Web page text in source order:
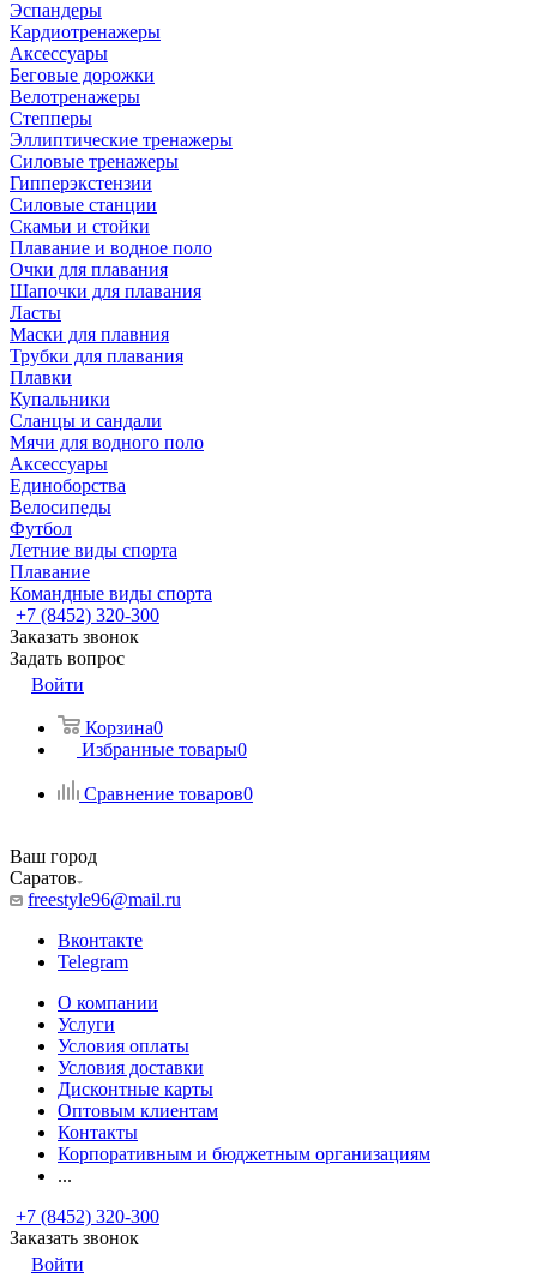
Эспандеры
Кардиотренажеры
Аксессуары
Беговые дорожки
Велотренажеры
Степперы
Эллиптические тренажеры
Силовые тренажеры
Гипперэкстензии
Силовые станции
Скамьи и стойки
Плавание и водное поло
Очки для плавания
Шапочки для плавания
Ласты
Маски для плавния
Трубки для плавания
Плавки
Купальники
Сланцы и сандали
Мячи для водного поло
Аксессуары
Единоборства
Велосипеды
Футбол
Летние виды спорта
Плавание
Командные виды спорта
+7 (8452) 320-300
Заказать звонок
Задать вопрос
Войти
Корзина0
Избранные товары0
Сравнение товаров0
Ваш город
Саратов
freestyle96@mail.ru
Вконтакте
Telegram
О компании
Услуги
Условия оплаты
Условия доставки
Дисконтные карты
Оптовым клиентам
Контакты
Корпоративным и бюджетным организациям
...
+7 (8452) 320-300
Заказать звонок
Войти